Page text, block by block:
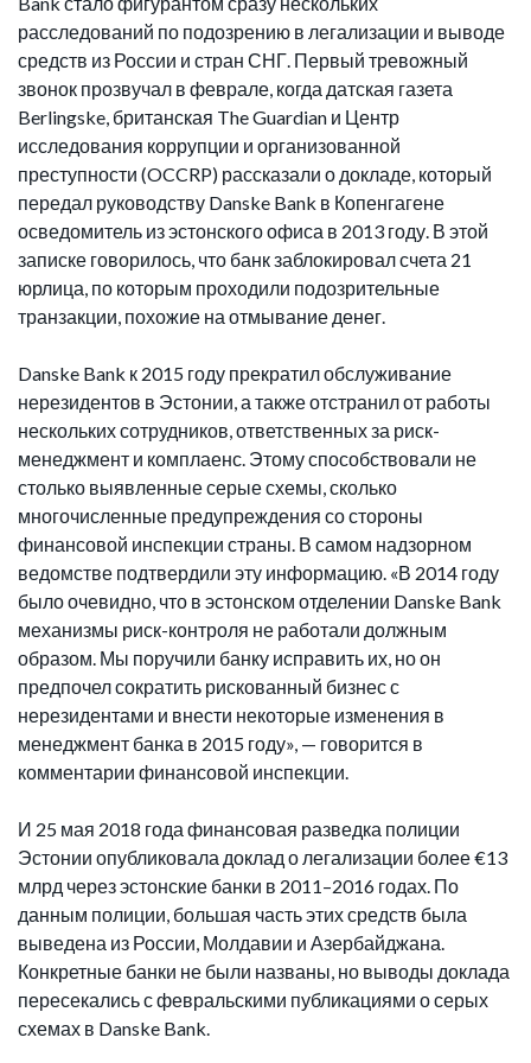
расследований по подозрению в легализации и выводе
средств из России и стран СНГ. Первый тревожный
звонок прозвучал в феврале, когда датская газета
Berlingske, британская The Guardian и Центр
исследования коррупции и организованной
преступности (OCCRP) рассказали о докладе, который
передал руководству Danske Bank в Копенгагене
осведомитель из эстонского офиса в 2013 году. В этой
записке говорилось, что банк заблокировал счета 21
юрлица, по которым проходили подозрительные
транзакции, похожие на отмывание денег.
Danske Bank к 2015 году прекратил обслуживание
нерезидентов в Эстонии, а также отстранил от работы
нескольких сотрудников, ответственных за риск-
менеджмент и комплаенс. Этому способствовали не
столько выявленные серые схемы, сколько
многочисленные предупреждения со стороны
финансовой инспекции страны. В самом надзорном
ведомстве подтвердили эту информацию. «В 2014 году
было очевидно, что в эстонском отделении Danske Bank
механизмы риск-контроля не работали должным
образом. Мы поручили банку исправить их, но он
предпочел сократить рискованный бизнес с
нерезидентами и внести некоторые изменения в
менеджмент банка в 2015 году», — говорится в
комментарии финансовой инспекции.
И 25 мая 2018 года финансовая разведка полиции
Эстонии опубликовала доклад о легализации более €13
млрд через эстонские банки в 2011–2016 годах. По
данным полиции, большая часть этих средств была
выведена из России, Молдавии и Азербайджана.
Конкретные банки не были названы, но выводы доклада
пересекались с февральскими публикациями о серых
схемах в Danske Bank.